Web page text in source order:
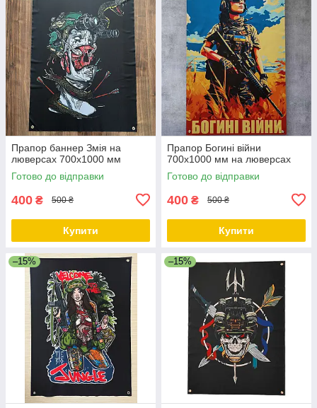
Прапор баннер Змія на
люверсах 700х1000 мм
Готово до відправки
400 ₴ 500 ₴
Купити
Прапор Богині війни
700х1000 мм на люверсах
Готово до відправки
400 ₴ 500 ₴
Купити
–15% –15%